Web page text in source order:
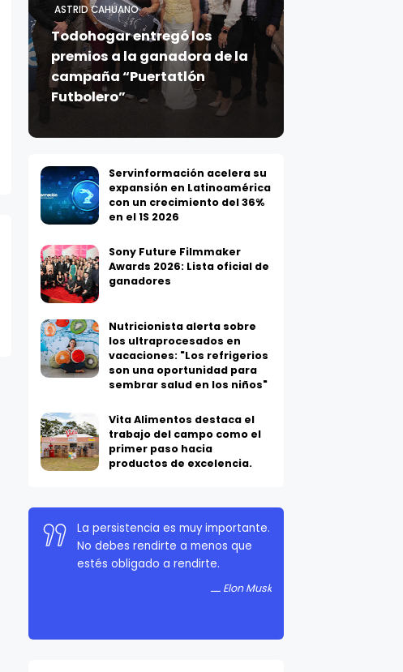
ASTRID CAHUANO
Todohogar entregó los
premios a la ganadora de la
campaña “Puertatlón
Futbolero”
Servinformación acelera su
expansión en Latinoamérica
con un crecimiento del 36%
en el 1S 2026
Sony Future Filmmaker
Awards 2026: Lista oficial de
ganadores
Nutricionista alerta sobre
los ultraprocesados en
vacaciones: "Los refrigerios
son una oportunidad para
sembrar salud en los niños"
Vita Alimentos destaca el
trabajo del campo como el
primer paso hacia
productos de excelencia.
La persistencia es muy importante.
No debes rendirte a menos que
estés obligado a rendirte.
Elon Musk